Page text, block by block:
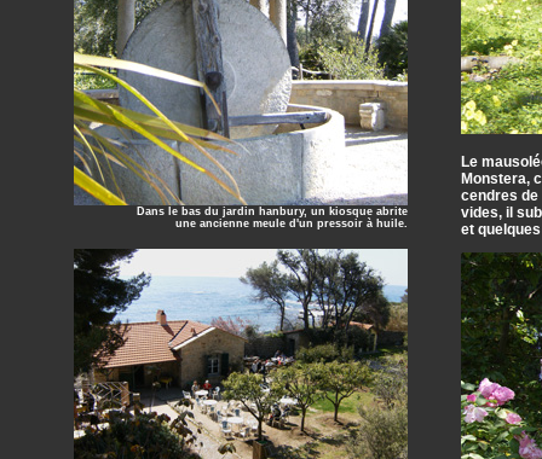
Dans le bas du jardin hanbury, un kiosque abrite
une ancienne meule d'un pressoir à huile.
Le
Monstera,
cendres de
vides, il
et